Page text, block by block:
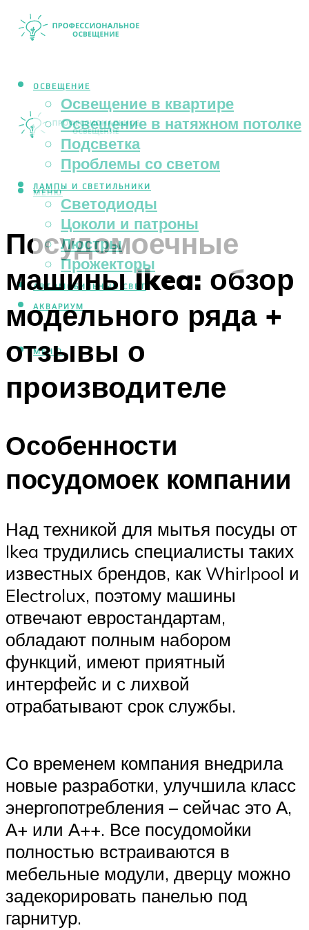
ОСВЕЩЕНИЕ
Освещение в квартире
Освещение в натяжном потолке
Подсветка
Проблемы со светом
ЛАМПЫ И СВЕТИЛЬНИКИ
Светодиоды
Цоколи и патроны
Люстры
Прожекторы
АВТОМОБИЛЬНЫЙ СВЕТ
АКВАРИУМ
МЕНЮ
МЕНЮ
Посудомоечные
машины Ikea: обзор
модельного ряда +
отзывы о
производителе
Особенности
посудомоек компании
Над техникой для мытья посуды от
Ikea трудились специалисты таких
известных брендов, как Whirlpool и
Electrolux, поэтому машины
отвечают евростандартам,
обладают полным набором
функций, имеют приятный
интерфейс и с лихвой
отрабатывают срок службы.
Со временем компания внедрила
новые разработки, улучшила класс
энергопотребления – сейчас это А,
А+ или А++. Все посудомойки
полностью встраиваются в
мебельные модули, дверцу можно
задекорировать панелью под
гарнитур.